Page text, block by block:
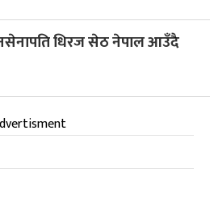
धिरज सेठ नेपाल आउँदै